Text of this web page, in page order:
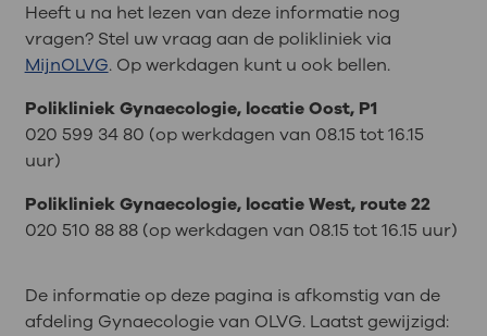
Heeft u na het lezen van deze informatie nog
vragen? Stel uw vraag aan de polikliniek via
MijnOLVG. Op werkdagen kunt u ook bellen.
Polikliniek Gynaecologie, locatie Oost, P1
020 599 34 80 (op werkdagen van 08.15 tot 16.15
uur)
Polikliniek Gynaecologie, locatie West, route 22
020 510 88 88 (op werkdagen van 08.15 tot 16.15 uur)
De informatie op deze pagina is afkomstig van de
afdeling Gynaecologie van OLVG. Laatst gewijzigd: